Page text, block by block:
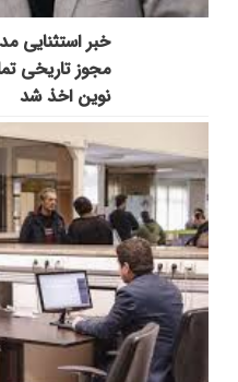
خبر استثنایی
نوین اخذ شد